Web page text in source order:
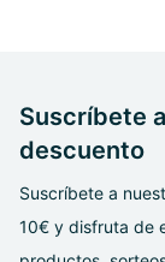
Suscríbete
descuento
Suscríbete a
10€ y disfruta de